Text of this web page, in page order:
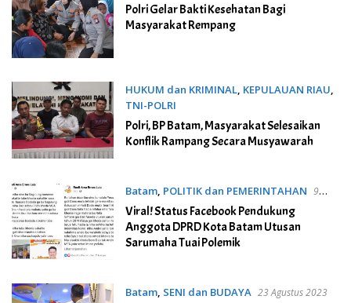
Polri Gelar Bakti Kesehatan Bagi
Masyarakat Rempang
HUKUM dan KRIMINAL, KEPULAUAN RIAU,
TNI-POLRI
12 September 2023
Polri, BP Batam, Masyarakat Selesaikan
Konflik Rampang Secara Musyawarah
Batam, POLITIK dan PEMERINTAHAN 9
September 2023
Viral! Status Facebook Pendukung
Anggota DPRD Kota Batam Utusan
Sarumaha Tuai Polemik
Batam, SENI dan BUDAYA 23 Agustus 2023